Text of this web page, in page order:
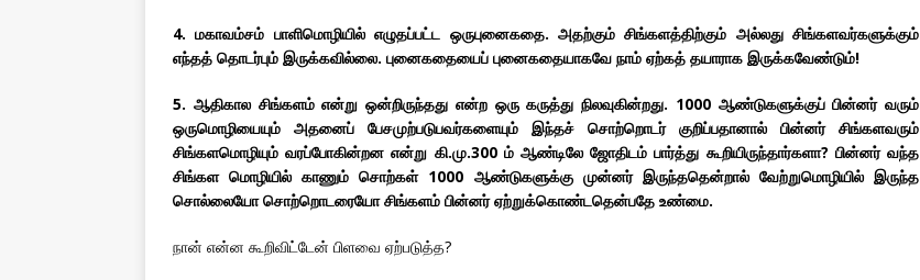
4. மகாவம்சம் பாளிமொழியில் எழுதப்பட்ட ஒருபுனைகதை. அதற்கும் சிங்களத்திற்கும் அல்லது சிங்களவர்களுக்கும்
எந்தத் தொடர்பும் இருக்கவில்லை. புனைகதையைப் புனைகதையாகவே நாம் ஏற்கத் தயாராக இருக்கவேண்டும்!
5. ஆதிகால சிங்களம் என்று ஒன்றிருந்தது என்ற ஒரு கருத்து நிலவுகின்றது. 1000 ஆண்டுகளுக்குப் பின்னர் வரும்
ஒருமொழியையும் அதனைப் பேசமுற்படுபவர்களையும் இந்தச் சொற்றொடர் குறிப்பதானால் பின்னர் சிங்களவரும்
சிங்களமொழியும் வரப்போகின்றன என்று கி.மு.300 ம் ஆண்டிலே ஜோதிடம் பார்த்து கூறியிருந்தார்களா? பின்னர் வந்த
சிங்கள மொழியில் காணும் சொற்கள் 1000 ஆண்டுகளுக்கு முன்னர் இருந்ததென்றால் வேற்றுமொழியில் இருந்த
சொல்லையோ சொற்றொடரையோ சிங்களம் பின்னர் ஏற்றுக்கொண்டதென்பதே உண்மை.
நான் என்ன கூறிவிட்டேன் பிளவை ஏற்படுத்த?